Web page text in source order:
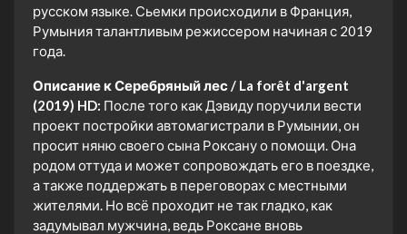
русском языке. Сьемки происходили в Франция,
Румыния талантливым режиссером начиная с 2019
года.
Описание к Серебряный лес / La forêt d'argent
(2019) HD: После того как Дэвиду поручили вести
проект постройки автомагистрали в Румынии, он
просит няню своего сына Роксану о помощи. Она
родом оттуда и может сопровождать его в поездке,
а также поддержать в переговорах с местными
жителями. Но всё проходит не так гладко, как
задумывал мужчина, ведь Роксане вновь